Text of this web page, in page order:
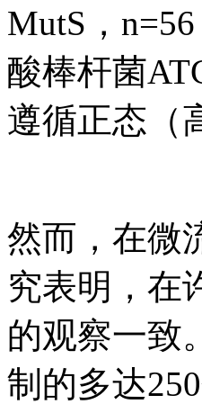
MutS，
酸棒杆菌
遵循正态（
然而，在微
究表明，在
的观察一致
制的多达